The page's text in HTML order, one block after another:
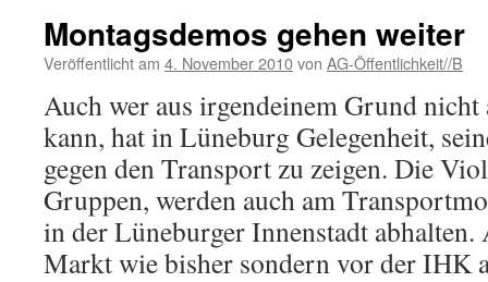
Montagsdemos gehen weiter
Veröffentlicht am 4. November 2010von AG-Öffentlichkeit//B
Auch wer aus irgendeinem Grund nicht
kann, hat in Lüneburg Gelegenheit,
gegen den Transport zu zeigen. Die
Gruppen, werden auch am
in der Lüneburger Innenstadt
Markt wie bisher sondern vor der IHK